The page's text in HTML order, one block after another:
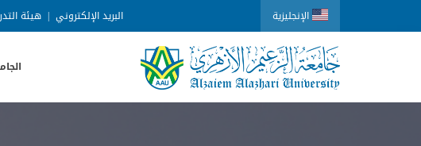
الإنجليزية البريد الإلكتروني | هيئة